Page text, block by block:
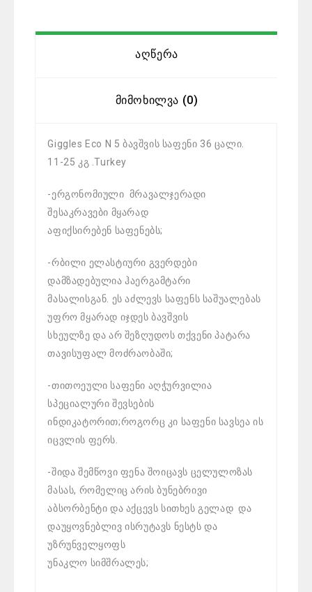
Აღწერა
Მიმოხილვა (0)
Giggles Eco N 5 ბავშვის საფენი 36 ცალი.
11-25 კგ .Turkey
-ერგონომიული მრავალჯერადი
შესაკრავები მყარად
აფიქსირებენ საფენებს;
-რბილი ელასტიური გვერდები
დამზადებულია ჰაერგამტარი
მასალისგან. ეს აძლევს საფენს საშუალებას
უფრო მყარად იჯდეს ბავშვის
სხეულზე და არ შეზღუდოს თქვენი პატარა
თავისუფალ მოძრაობაში;
-თითოეული საფენი აღჭურვილია
სპეციალური შევსების
ინდიკატორით;როგორც კი საფენი სავსეა ის
იცვლის ფერს.
-შიდა შემწოვი ფენა შოიცავს ცელულოზას
მასას, რომელიც არის ბუნებრივი
აბსორბენტი და აქცევს სითხეს გელად და
დაუყოვნებლივ ისრუტავს ნესტს და
უზრუნველყოფს
უნაკლო სიმშრალეს;